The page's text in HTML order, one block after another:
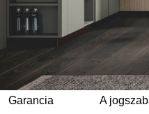
Garancia A